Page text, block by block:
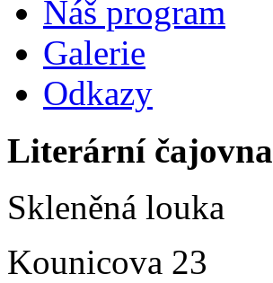
Náš program
Galerie
Odkazy
Literární čajovna
Skleněná louka
Kounicova 23